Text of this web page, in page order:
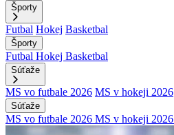
Športy
Futbal Hokej Basketbal
Športy
Futbal Hokej Basketbal
Súťaže
MS vo futbale 2026 MS v hokeji 2026
Súťaže
MS vo futbale 2026 MS v hokeji 2026